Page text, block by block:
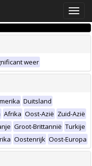
Toggle
weer
Duitsland
Afrika Oost-Azië Zuid-Azië
Groot-Brittannië Turkije
Oostenrijk Oost-Europa